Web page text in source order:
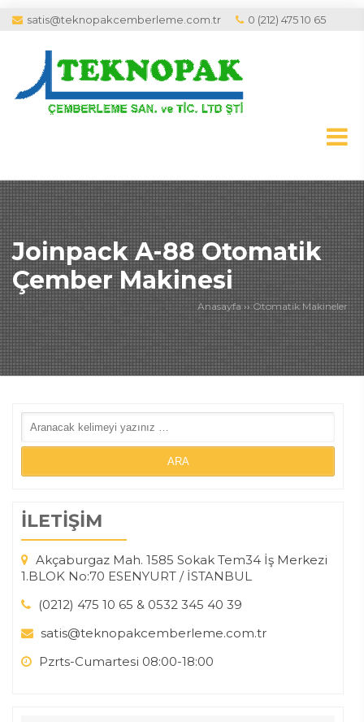
satis@teknopakcemberleme.com.tr 0 (212) 475 10 65
Joinpack A-88 Otomatik
Çember Makinesi
Anasayfa ››Otomatik Makineler
İLETİŞİM
Akçaburgaz Mah. 1585 Sokak Tem34 İş Merkezi
1.BLOK No:70 ESENYURT / İSTANBUL
(0212) 475 10 65 & 0532 345 40 39
satis@teknopakcemberleme.com.tr
Pzrts-Cumartesi 08:00-18:00